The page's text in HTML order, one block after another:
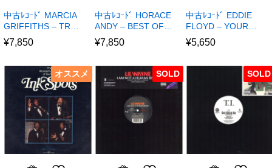
中古ﾚｺｰﾄﾞ MARCIA
GRIFFITHS – TR…
¥7,850
中古ﾚｺｰﾄﾞ HORACE
ANDY – BEST OF…
¥7,850
中古ﾚｺｰﾄﾞ EDDIE
FLOYD – YOUR…
¥5,650
オススメ SOLD SOLD